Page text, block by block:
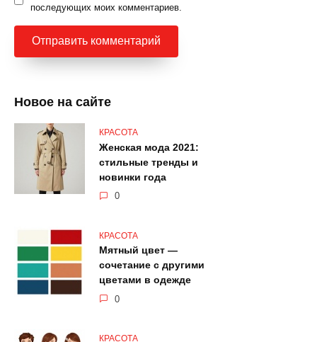
последующих моих комментариев.
Новое на сайте
КРАСОТА
Женская мода 2021:
стильные тренды и
новинки года
0
КРАСОТА
Мятный цвет —
сочетание с другими
цветами в одежде
0
КРАСОТА